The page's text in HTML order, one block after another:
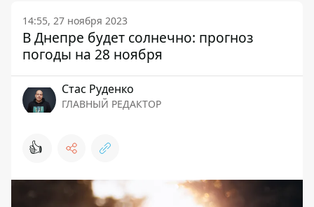
14:55, 27 ноября 2023
В Днепре будет солнечно: прогноз
погоды на 28 ноября
Стаc Руденко
ГЛАВНЫЙ РЕДАКТОР
👍